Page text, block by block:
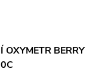
OXYMETR BERRY